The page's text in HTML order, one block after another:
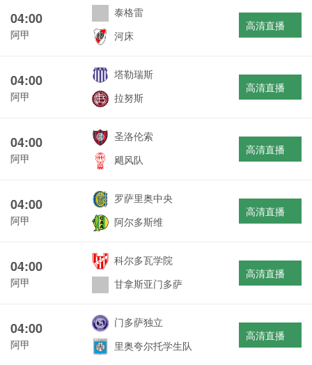
04:00
阿甲
泰格雷
河床
高清直播
04:00
阿甲
塔勒瑞斯
拉努斯
高清直播
04:00
阿甲
圣洛伦索
飓风队
高清直播
04:00
阿甲
罗萨里奥中央
阿尔多斯维
高清直播
04:00
阿甲
科尔多瓦学院
甘拿斯亚门多萨
高清直播
04:00
阿甲
门多萨独立
里奥夸尔托学生队
高清直播